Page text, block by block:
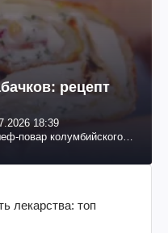
рецепт
18:39
повар колумбийского
лекарства: топ